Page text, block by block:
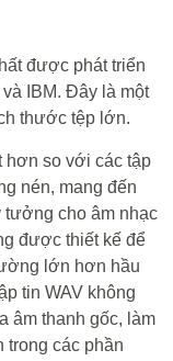
được phát triển
IBM. Đây là một
thước tệp lớn.
hơn so với các tập
nén, mang đến
tưởng cho âm nhạc
được thiết kế để
lớn hơn hầu
tin WAV không
âm thanh gốc, làm
trong các phần